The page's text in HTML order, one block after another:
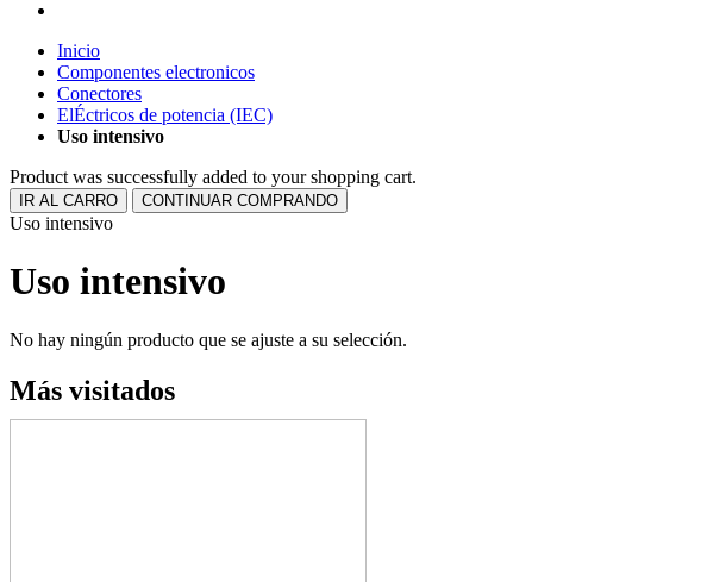
Inicio
Componentes electronicos
Conectores
ElÉctricos de potencia (IEC)
Uso intensivo
Product was successfully added to your shopping cart.
IR AL CARRO CONTINUAR COMPRANDO
Uso intensivo
Uso intensivo
No hay ningún producto que se ajuste a su selección.
Más visitados